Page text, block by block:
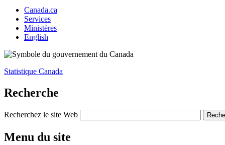
Canada.ca
Services
Ministères
English
Statistique Canada
Recherche
Recherchez le site Web
Menu du site